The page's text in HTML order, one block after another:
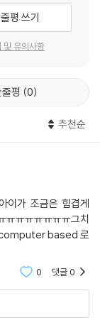
평 쓰기
및 유의사항
평 0
추천순
이가 조금은 힘겹게
ㅠㅠㅠㅠㅠㅠㅠ그치
computer based 로
0 댓글0